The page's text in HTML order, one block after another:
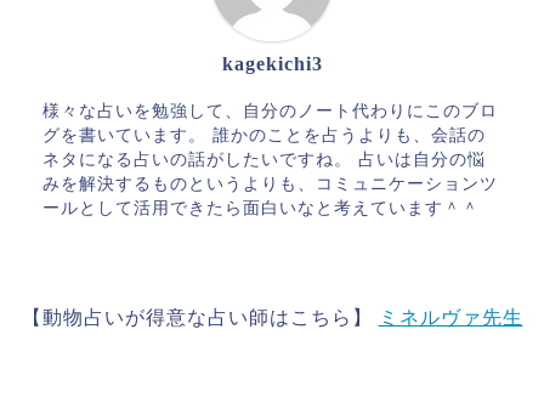
kagekichi3
様々な占いを勉強して、自分のノート代わりにこのブロ
グを書いています。 誰かのことを占うよりも、会話の
ネタになる占いの話がしたいですね。 占いは自分の悩
みを解決するものというよりも、コミュニケーションツ
ールとして活用できたら面白いなと考えています＾＾
【動物占いが得意な占い師はこちら】 ミネルヴァ先生